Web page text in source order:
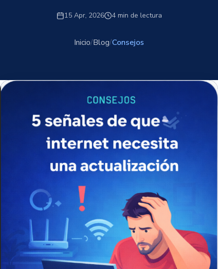
15 Apr, 2026 4 min de lectura
Inicio/Blog/Consejos